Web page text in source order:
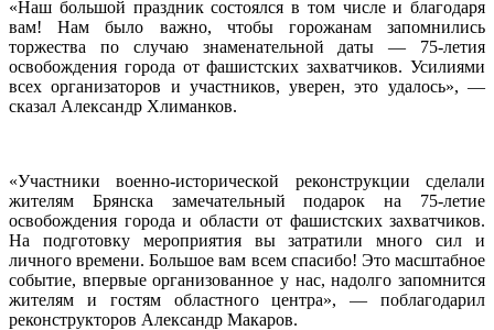
«Наш большой праздник состоялся в том числе и благодаря
вам! Нам было важно, чтобы горожанам запомнились
торжества по случаю знаменательной даты — 75-летия
освобождения города от фашистских захватчиков. Усилиями
всех организаторов и участников, уверен, это удалось», —
сказал Александр Хлиманков.
«Участники военно-исторической реконструкции сделали
жителям Брянска замечательный подарок на 75-летие
освобождения города и области от фашистских захватчиков.
На подготовку мероприятия вы затратили много сил и
личного времени. Большое вам всем спасибо! Это масштабное
событие, впервые организованное у нас, надолго запомнится
жителям и гостям областного центра», — поблагодарил
реконструкторов Александр Макаров.